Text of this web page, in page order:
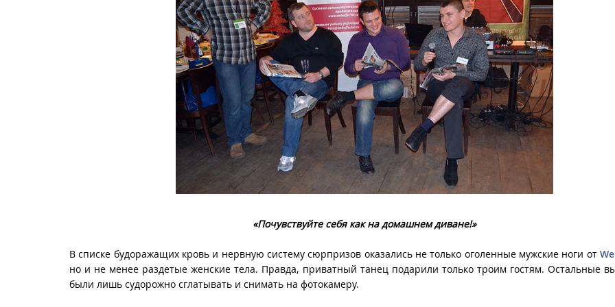
«Почувствуйте себя как на домашнем диване!»
В списке будоражащих кровь и нервную систему сюрпризов оказались не только оголенные мужские ноги от
но и не менее раздетые женские тела. Правда, приватный танец подарили только троим гостям. Остальные
были лишь судорожно сглатывать и снимать на фотокамеру.